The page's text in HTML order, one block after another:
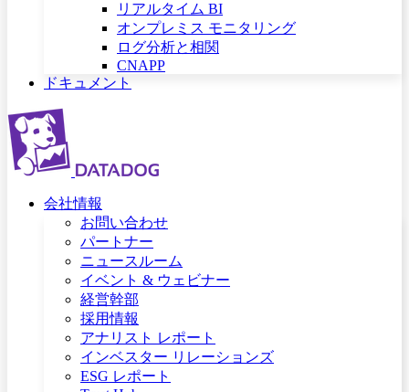
リアルタイム BI
オンプレミス モニタリング
ログ分析と相関
CNAPP
ドキュメント
会社情報
お問い合わせ
パートナー
ニュースルーム
イベント & ウェビナー
経営幹部
採用情報
アナリスト レポート
インベスター リレーションズ
ESG レポート